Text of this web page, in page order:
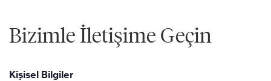
Bizimle İletişime Geçin
Kişisel Bilgiler